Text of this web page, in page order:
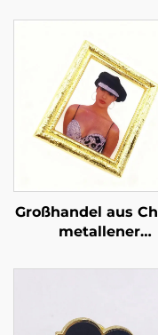
Großhandel aus
metallener
besondere
Foto-Hartemaille-